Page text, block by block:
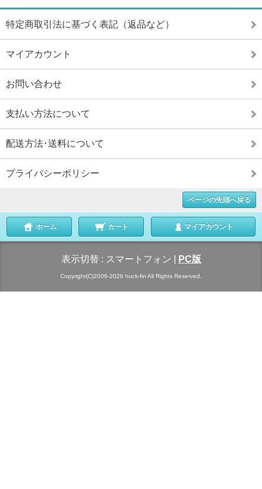
特定商取引法に基づく表記（返品など）
マイアカウント
お問い合わせ
支払い方法について
配送方法･送料について
プライバシーポリシー
ページの先頭へ戻る
ホーム カート マイアカウント
表示切替 : スマートフォン PC版
Copyright(C)2006-2026 huck-fin All Rights Reserved.